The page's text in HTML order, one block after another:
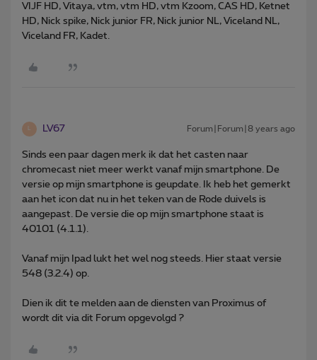
VIJF HD, Vitaya, vtm, vtm HD, vtm Kzoom, CAS HD, Ketnet
HD, Nick spike, Nick junior FR, Nick junior NL, Viceland NL,
Viceland FR, Kadet.
L LV67 Forum|Forum|8 years ago
Sinds een paar dagen merk ik dat het casten naar
chromecast niet meer werkt vanaf mijn smartphone. De
versie op mijn smartphone is geupdate. Ik heb het gemerkt
aan het icon dat nu in het teken van de Rode duivels is
aangepast. De versie die op mijn smartphone staat is
40101 (4.1.1).
Vanaf mijn Ipad lukt het wel nog steeds. Hier staat versie
548 (3.2.4) op.
Dien ik dit te melden aan de diensten van Proximus of
wordt dit via dit Forum opgevolgd ?